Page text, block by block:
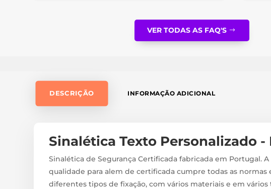
VER TODAS AS FAQ'S
DESCRIÇÃO INFORMAÇÃO ADICIONAL
Sinalética Texto Personalizado -
Sinalética de Segurança Certificada fabricada em Portugal.
qualidade para alem de certificada cumpre todas as normas
diferentes tipos de fixação, com vários materiais e em vários